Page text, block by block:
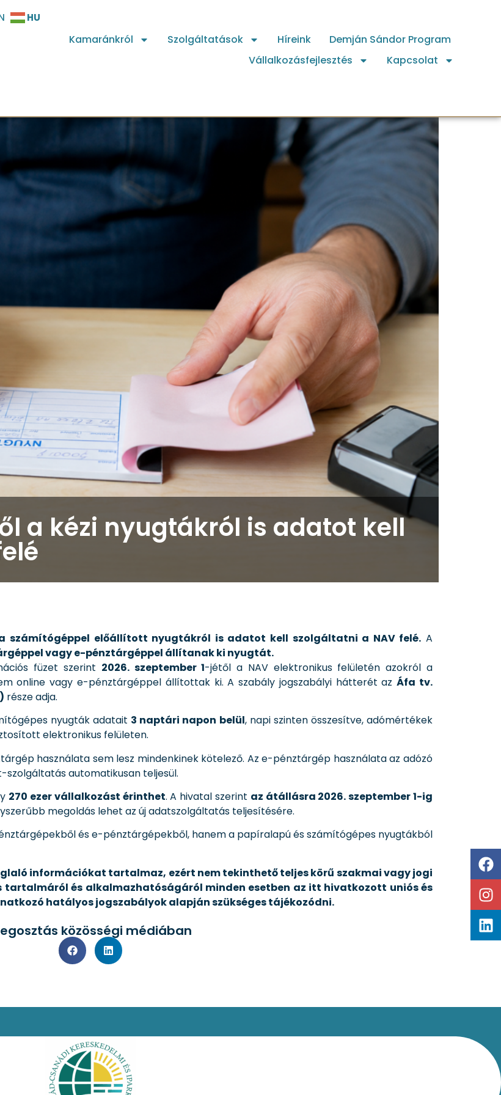
HU
Kamaránkról Szolgáltatások Híreink
Demján Sándor Program
Vállalkozásfejlesztés
Kapcsolat
a kézi nyugtákról is adatot kell
számítógéppel előállított nyugtákról is adatot kell szolgáltatni a NAV felé. A
vagy e-pénztárgéppel állítanak ki nyugtát.
füzet szerint 2026. szeptember 1-jétől a NAV elektronikus felületén azokról a
online vagy e-pénztárgéppel állítottak ki. A szabály jogszabályi hátterét azÁfa tv.
része adja.
nyugták adatait 3 naptári napon belül, napi szinten összesítve, adómértékek
elektronikus felületen.
használata sem lesz mindenkinek kötelező. Az e-pénztárgép használata az adózó
szolgáltatás automatikusan teljesül.
270 ezer vállalkozást érinthet. A hivatal szerint az átállásra 2026. szeptember 1-ig
megoldás lehet az új adatszolgáltatás teljesítésére.
és e-pénztárgépekből, hanem a papíralapú és számítógépes nyugtákból
információkat tartalmaz, ezért nem tekinthető teljes körű szakmai vagy jogi
tartalmáról és alkalmazhatóságáról minden esetben az itt hivatkozott uniós és
hatályos jogszabályok alapján szükséges tájékozódni.
közösségi médiában